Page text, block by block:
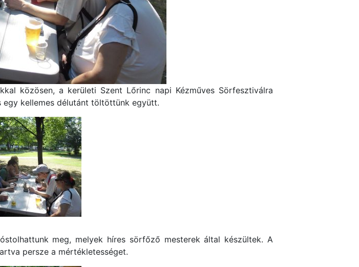
közösen, a kerületi Szent Lőrinc napi Kézműves Sörfesztiválra
egy kellemes délutánt töltöttünk együtt.
meg, melyek híres sörfőző mesterek által készültek. A
persze a mértékletességet.